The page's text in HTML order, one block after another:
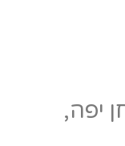
יפה,